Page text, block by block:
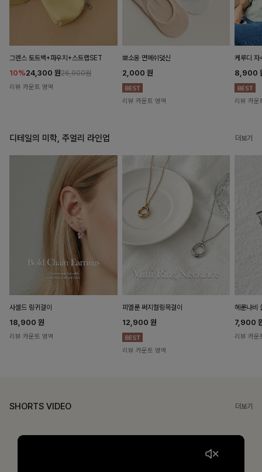
그렌스 토트백+파우치+스트랩SET
10%24,300 원26,900원
리뷰 카운트 영역
뽀소옹 면메쉬덧신
2,000 원
리뷰 카운트 영역
케루디 자
8,900
리뷰 카운
디테일의 미학, 주얼리 라인업 더보기
사셀드 링귀걸이
18,900 원
리뷰 카운트 영역
피엘룬 써지컬링목걸이
12,900 원
리뷰 카운트 영역
헤룬나비
7,900
리뷰 카운
SHORTS VIDEO 더보기